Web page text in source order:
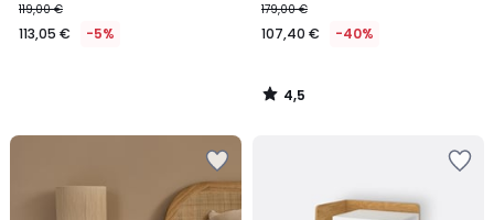
119,00 €
113,05 € -5%
179,00 €
107,40 € -40%
4,5
/